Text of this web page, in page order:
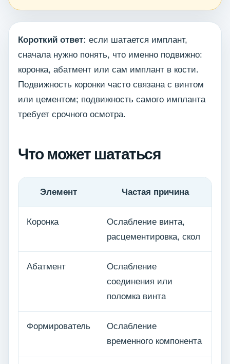
Короткий ответ: если шатается имплант,
сначала нужно понять, что именно подвижно:
коронка, абатмент или сам имплант в кости.
Подвижность коронки часто связана с винтом
или цементом; подвижность самого импланта
требует срочного осмотра.
Что может шататься
Элемент Частая причина
Коронка
Ослабление винта,
расцементировка, скол
Абатмент
Ослабление
соединения или
поломка винта
Формирователь
Ослабление
временного компонента